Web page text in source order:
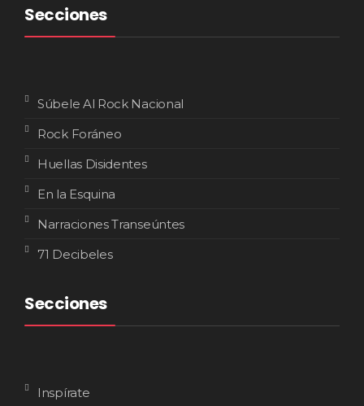
Secciones
Súbele Al Rock Nacional
Rock Foráneo
Huellas Disidentes
En la Esquina
Narraciones Transeúntes
71 Decibeles
Secciones
Inspírate